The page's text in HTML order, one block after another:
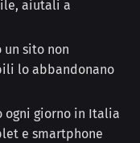
aiutali a
sito non
lo abbandonano
ogni giorno in Italia
e smartphone